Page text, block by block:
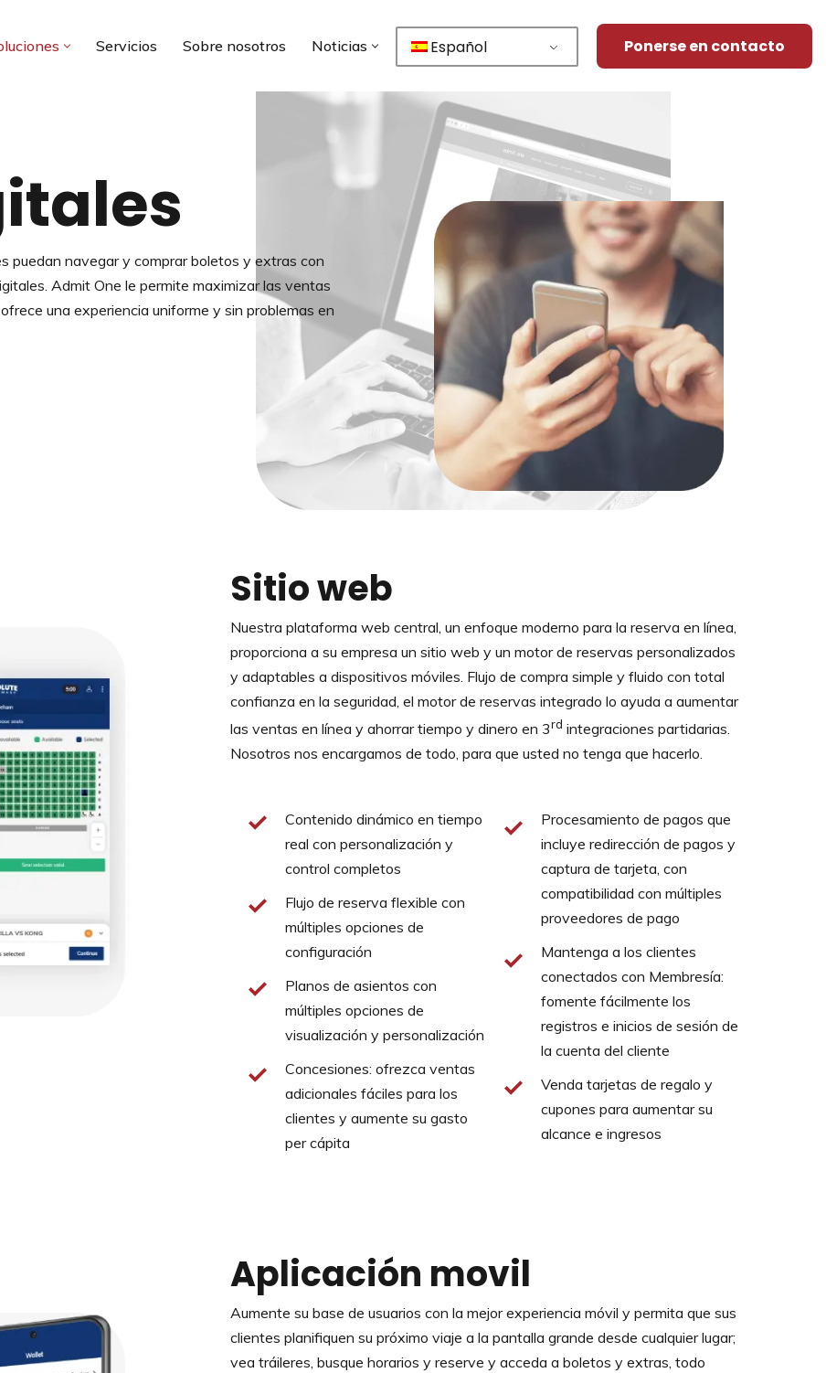
Servicios Sobre nosotros Noticias Español Ponerse en contacto
puedan navegar y comprar boletos y extras con
Admit One le permite maximizar las ventas
una experiencia uniforme y sin problemas en
Sitio web
Nuestra plataforma web central, un enfoque moderno para la reserva en línea,
proporciona a su empresa un sitio web y un motor de reservas personalizados
y adaptables a dispositivos móviles. Flujo de compra simple y fluido con total
confianza en la seguridad, el motor de reservas integrado lo ayuda a aumentar
las ventas en línea y ahorrar tiempo y dinero en 3rd integraciones partidarias.
Nosotros nos encargamos de todo, para que usted no tenga que hacerlo.
Contenido dinámico en tiempo
real con personalización y
control completos
Flujo de reserva flexible con
múltiples opciones de
configuración
Planos de asientos con
múltiples opciones de
visualización y personalización
Concesiones: ofrezca ventas
adicionales fáciles para los
clientes y aumente su gasto
per cápita
Procesamiento de pagos que
incluye redirección de pagos y
captura de tarjeta, con
compatibilidad con múltiples
proveedores de pago
Mantenga a los clientes
conectados con Membresía:
fomente fácilmente los
registros e inicios de sesión de
la cuenta del cliente
Venda tarjetas de regalo y
cupones para aumentar su
alcance e ingresos
Aplicación movil
Aumente su base de usuarios con la mejor experiencia móvil y permita que sus
clientes planifiquen su próximo viaje a la pantalla grande desde cualquier lugar;
vea tráileres, busque horarios y reserve y acceda a boletos y extras, todo